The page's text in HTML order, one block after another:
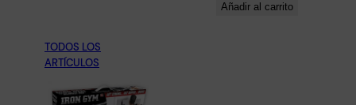
Añadir al carrito
TODOS LOS
ARTÍCULOS